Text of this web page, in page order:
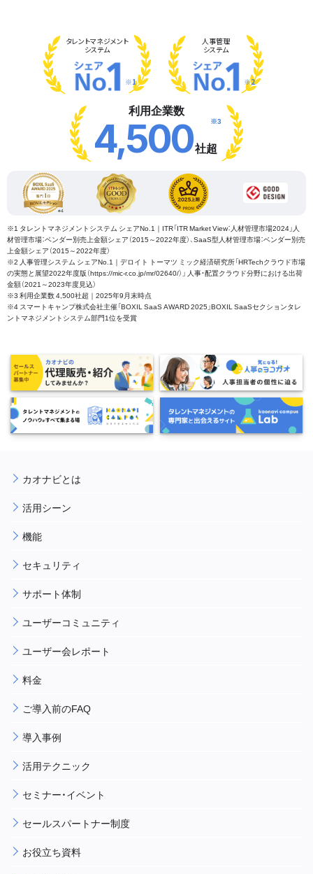
タレントマネジメント
システム
※1
人事管理
システム
※2
利用企業数
4,500社超
※3
※1 タレントマネジメントシステム シェアNo.1｜ITR「ITR Market View：人材管理市場2024」人
材管理市場：ベンダー別売上金額シェア（2015～2022年度）、SaaS型人材管理市場：ベンダー別売
上金額シェア（2015～2022年度）
※2 人事管理システム シェアNo.1｜デロイト トーマツ ミック経済研究所「HRTechクラウド市場
の実態と展望2022年度版（https://mic-r.co.jp/mr/02640/）」 人事・配置クラウド分野における出荷
金額（2021～2023年度見込）
※3 利用企業数 4,500社超｜2025年9月末時点
※4 スマートキャンプ株式会社主催「BOXIL SaaS AWARD 2025」BOXIL SaaSセクションタレ
ントマネジメントシステム部門1位を受賞
カオナビとは
活用シーン
機能
セキュリティ
サポート体制
ユーザーコミュニティ
ユーザー会レポート
料金
ご導入前のFAQ
導入事例
活用テクニック
セミナー・イベント
セールスパートナー制度
お役立ち資料